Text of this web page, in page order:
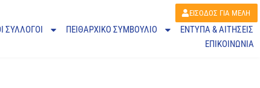
ΕΙΣΟΔΟΣ ΓΙΑ ΜΕΛΗ
ΣΥΛΛΟΓΟΙ ΠΕΙΘΑΡΧΙΚΌ ΣΥΜΒΟΎΛΙΟ
ΕΝΤΥΠΑ & ΑΙΤΗΣΕΙΣ
ΕΠΙΚΟΙΝΩΝΙΑ